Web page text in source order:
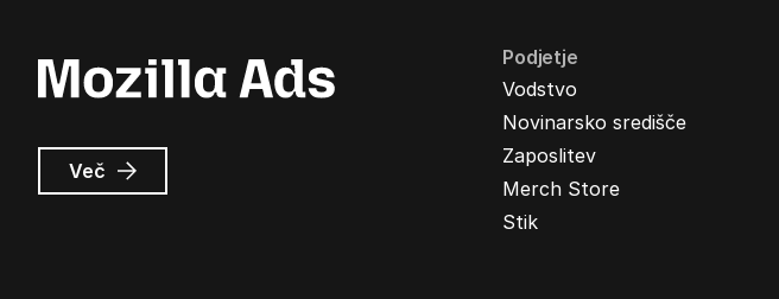
Več o
Oglasi
Podjetje
Vodstvo
Novinarsko središče
Zaposlitev
Merch Store
Stik